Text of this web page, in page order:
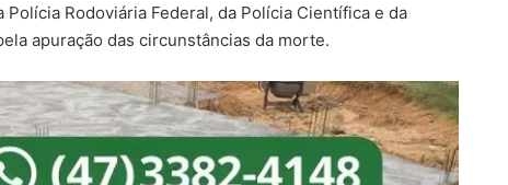
Rodoviária Federal, da Polícia Científica e da
apuração das circunstâncias da morte.